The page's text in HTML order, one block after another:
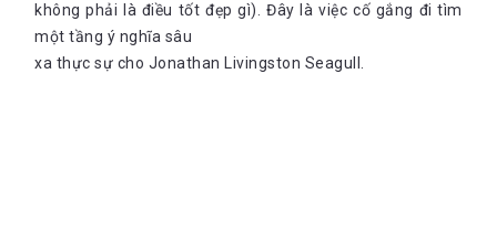
không phải là điều tốt đẹp gì). Đây là việc cố gắng đi tìm
một tầng ý nghĩa sâu
xa thực sự cho Jonathan Livingston Seagull.